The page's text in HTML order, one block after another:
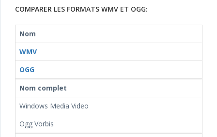
COMPARER LES FORMATS WMV ET OGG:
Nom
WMV
OGG
Nom complet
Windows Media Video
Ogg Vorbis